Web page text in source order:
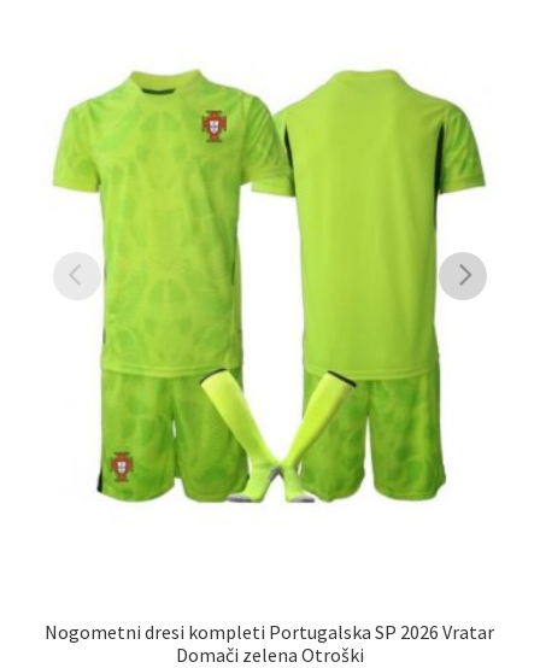
Nogometni dresi kompleti Portugalska SP 2026 Vratar
Domači zelena Otroški